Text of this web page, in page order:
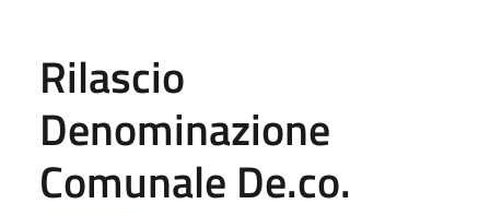
Rilascio
Denominazione
Comunale De.co.